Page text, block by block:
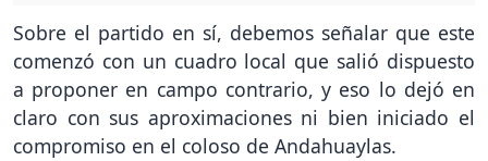
Sobre el partido en sí, debemos señalar que este
comenzó con un cuadro local que salió dispuesto
a proponer en campo contrario, y eso lo dejó en
claro con sus aproximaciones ni bien iniciado el
compromiso en el coloso de Andahuaylas.